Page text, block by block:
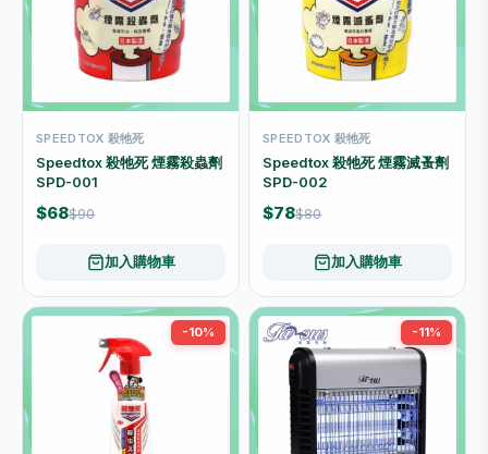
SPEEDTOX 殺牠死
Speedtox 殺牠死 煙霧殺蟲劑
SPD-001
$68$90
加入購物車
SPEEDTOX 殺牠死
Speedtox 殺牠死 煙霧滅蚤劑
SPD-002
$78$80
加入購物車
-10% -11%